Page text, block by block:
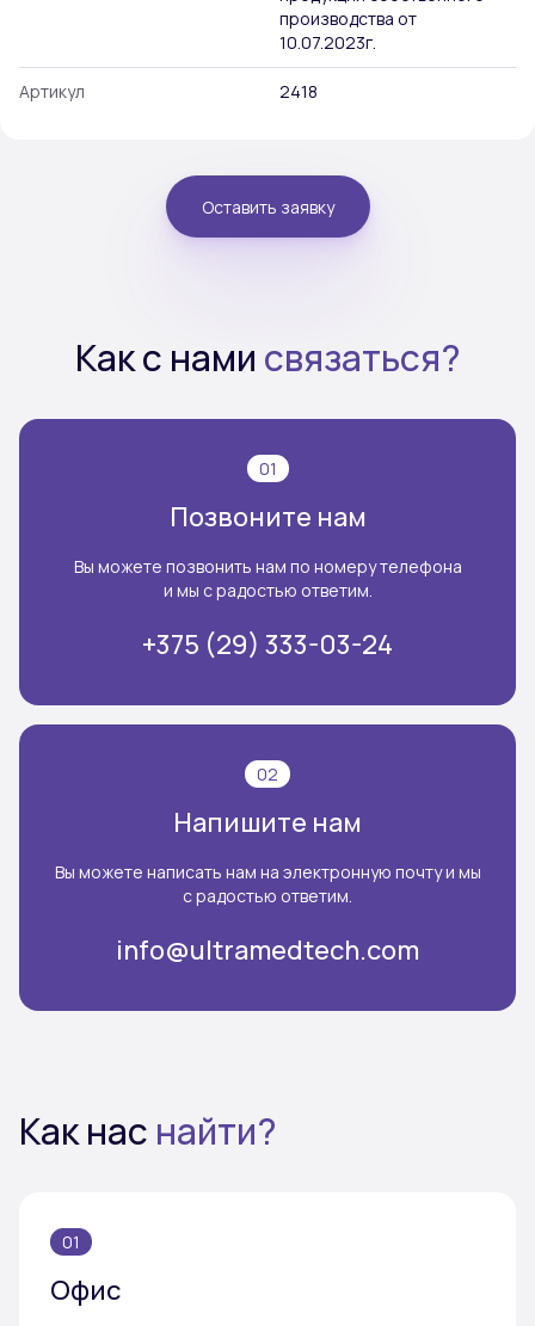
производства от
10.07.2023г.
Артикул 2418
Оставить заявку
Как с нами связаться?
01
Позвоните нам
Вы можете позвонить нам по номеру телефона
и мы с радостью ответим.
+375 (29) 333-03-24
02
Напишите нам
Вы можете написать нам на электронную почту и мы
с радостью ответим.
info@ultramedtech.com
Как нас найти?
01
Офис